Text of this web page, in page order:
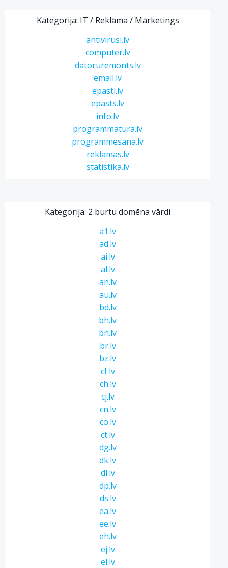
Kategorija: IT / Reklāma / Mārketings
antivirusi.lv
computer.lv
datoruremonts.lv
email.lv
epasti.lv
epasts.lv
info.lv
programmatura.lv
programmesana.lv
reklamas.lv
statistika.lv
Kategorija: 2 burtu domēna vārdi
a1.lv
ad.lv
ai.lv
al.lv
an.lv
au.lv
bd.lv
bh.lv
bn.lv
br.lv
bz.lv
cf.lv
ch.lv
cj.lv
cn.lv
co.lv
ct.lv
dg.lv
dk.lv
dl.lv
dp.lv
ds.lv
ea.lv
ee.lv
eh.lv
ej.lv
el.lv